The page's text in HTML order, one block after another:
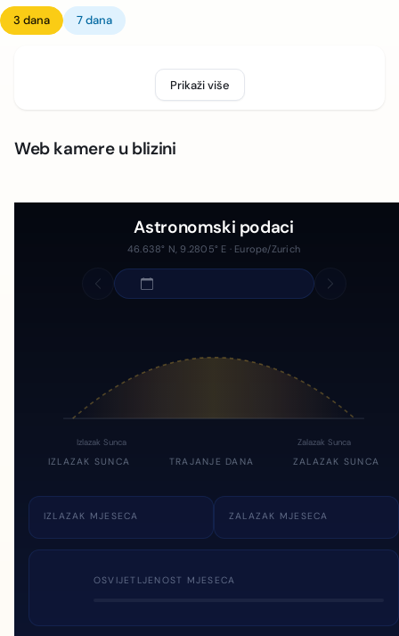
3 dana 7 dana
Prikaži više
Web kamere u blizini
Astronomski podaci
46.638° N, 9.2805° E · Europe/Zurich
Izlazak Sunca Zalazak Sunca
IZLAZAK SUNCA TRAJANJE DANA ZALAZAK SUNCA
IZLAZAK MJESECA ZALAZAK MJESECA
OSVIJETLJENOST MJESECA